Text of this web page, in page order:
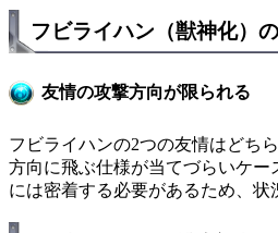
フビライハン（獣神化）
友情の攻撃方向が限られる
フビライハンの2つの友情はどち
方向に飛ぶ仕様が当てづらいケー
には密着する必要があるため、状